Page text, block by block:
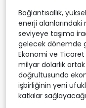
Bağlantısallık,
enerji
seviyeye taşıma
gelecek dönemde
Ekonomi ve Ticaret
milyar dolarlık
doğrultusunda
işbirliğinin yeni
katkılar